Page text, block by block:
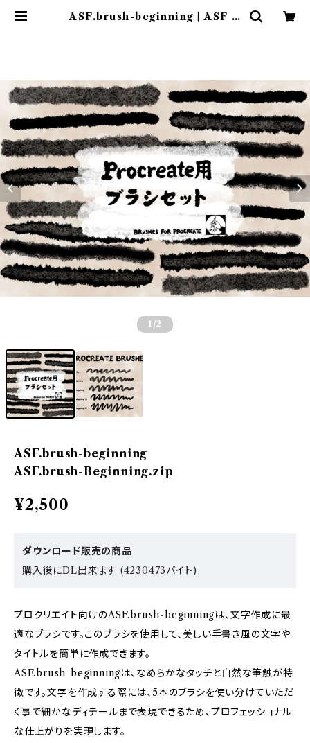
ASF.brush-beginning | ASF B
1 /2
ASF.brush-beginning
ASF.brush-Beginning.zip
¥2,500
ダウンロード販売の商品
購入後にDL出来ます (4230473バイト)
プロクリエイト向けのASF.brush-beginningは、文字作成に最
適なブラシです。このブラシを使用して、美しい手書き風の文字や
タイトルを簡単に作成できます。
ASF.brush-beginningは、なめらかなタッチと自然な筆触が特
徴です。文字を作成する際には、5本のブラシを使い分けていただ
く事で細かなディテールまで表現できるため、プロフェッショナル
な仕上がりを実現します。